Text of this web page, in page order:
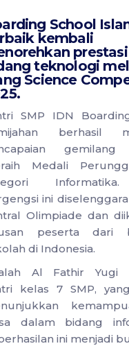
School
kembali
teknologi
Science
SMP IDN
berhasil
gemilang
Medali
ini
Olimpiade dan
peserta dari
di Indonesia.
Al Fathir Yugi
kelas 7 SMP,
dalam bidang
ini menjadi